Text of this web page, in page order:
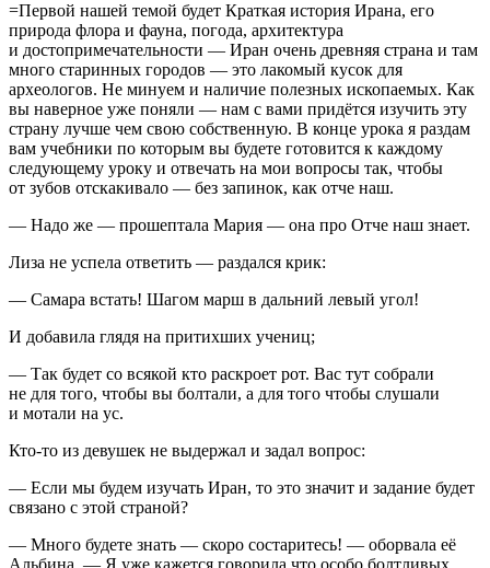
=Первой нашей темой будет Краткая история Ирана, его
природа флора и фауна, погода, архитектура
и достопримечательности — Иран очень древняя страна и там
много старинных городов — это лакомый кусок для
археологов. Не минуем и наличие полезных ископаемых. Как
вы наверное уже поняли — нам с вами придётся изучить эту
страну лучше чем свою собственную. В конце урока я раздам
вам учебники по которым вы будете готовится к каждому
следующему уроку и отвечать на мои вопросы так, чтобы
от зубов отскакивало — без запинок, как отче наш.
— Надо же — прошептала Мария — она про Отче наш знает.
Лиза не успела ответить — раздался крик:
— Самара встать! Шагом марш в дальний левый угол!
И добавила глядя на притихших учениц;
— Так будет со всякой кто раскроет рот. Вас тут собрали
не для того, чтобы вы болтали, а для того чтобы слушали
и мотали на ус.
Кто-то из девушек не выдержал и задал вопрос:
— Если мы будем изучать Иран, то это значит и задание будет
связано с этой страной?
— Много будете знать — скоро состаритесь! — оборвала её